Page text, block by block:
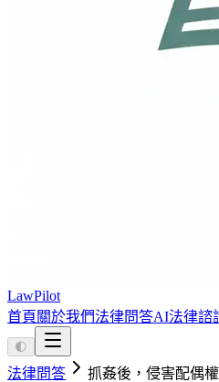
LawPilot
首頁 關於我們法律問答AI法律諮
🌓
法律問答
抓姦後，侵害配偶